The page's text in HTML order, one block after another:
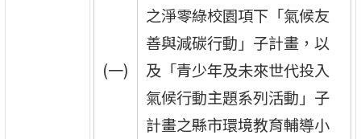
(一)
之淨零綠校園項下「氣候友
善與減碳行動」子計畫，以
及「青少年及未來世代投入
氣候行動主題系列活動」子
計畫之縣市環境教育輔導小